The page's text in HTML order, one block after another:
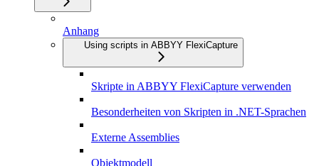
Anhang
Using scripts in ABBYY FlexiCapture
Skripte in ABBYY FlexiCapture verwenden
Besonderheiten von Skripten in .NET-Sprachen
Externe Assemblies
Objektmodell